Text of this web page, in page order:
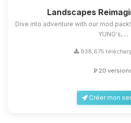
Landscapes
Dive into adventure with our mod
YUNG's, ...
938,675
20
Créer mon